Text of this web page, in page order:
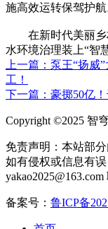
施高效运转保驾护航
在新时代美丽乡
水环境治理装上“智
上一篇：泵王“扬
工！
下一篇：豪掷50亿
Copyright ©2025 智
免责声明：本站部
如有侵权或信息有误
yakao2025@163.com
备案号： 鲁ICP备